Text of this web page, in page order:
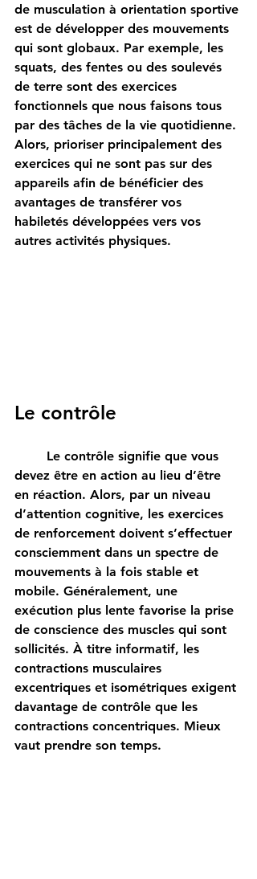
de musculation à orientation sportive
est de développer des mouvements
qui sont globaux. Par exemple, les
squats, des fentes ou des soulevés
de terre sont des exercices
fonctionnels que nous faisons tous
par des tâches de la vie quotidienne.
Alors, prioriser principalement des
exercices qui ne sont pas sur des
appareils afin de bénéficier des
avantages de transférer vos
habiletés développées vers vos
autres activités physiques.
Le contrôle
devez être en action au lieu d’être
en réaction. Alors, par un niveau
d’attention cognitive, les exercices
de renforcement doivent s’effectuer
consciemment dans un spectre de
mouvements à la fois stable et
mobile. Généralement, une
exécution plus lente favorise la prise
de conscience des muscles qui sont
sollicités. À titre informatif, les
contractions musculaires
excentriques et isométriques exigent
davantage de contrôle que les
contractions concentriques. Mieux
vaut prendre son temps.